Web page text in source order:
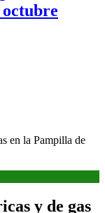
octubre
en la Pampilla de
y de gas